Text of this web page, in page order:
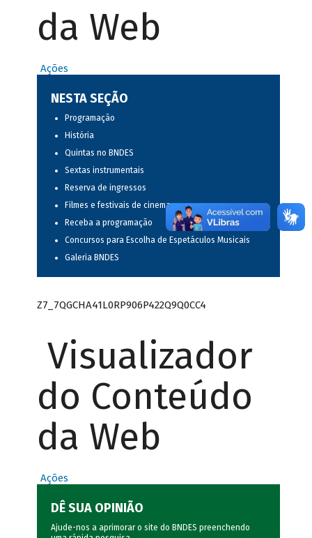
da Web
Ações
NESTA SEÇÃO
Programação
História
Quintas no BNDES
Sextas instrumentais
Reserva de ingressos
Filmes e festivais de cinema
Receba a programação
Concursos para Escolha de Espetáculos Musicais
Galeria BNDES
Z7_7QGCHA41L0RP906P422Q9Q0CC4
Visualizador
do Conteúdo
da Web
Ações
DÊ SUA OPINIÃO
Ajude-nos a aprimorar o site do BNDES preenchendo